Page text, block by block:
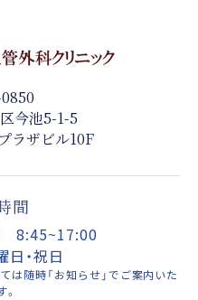
今池5-1-5
ラザビル10F
間
8:45~17:00
日・祝日
は随時「お知らせ」でご案内いた
。